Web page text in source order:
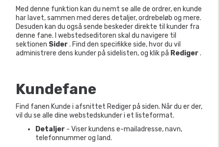
Med denne funktion kan du nemt se alle de ordrer, en kunde
har lavet, sammen med deres detaljer, ordrebeløb og mere.
Desuden kan du også sende beskeder direkte til kunder fra
denne fane. I webstedseditoren skal du navigere til
sektionen Sider. Find den specifikke side, hvor du vil
administrere dens kunder på sidelisten, og klik på Rediger.
Kundefane
Find fanen Kunde i afsnittet Rediger på siden. Når du er der,
vil du se alle dine webstedskunder i et listeformat.
Detaljer - Viser kundens e-mailadresse, navn,
telefonnummer og land.